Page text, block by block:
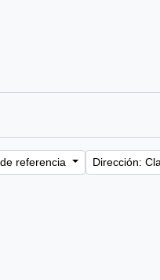
referencia Dirección: